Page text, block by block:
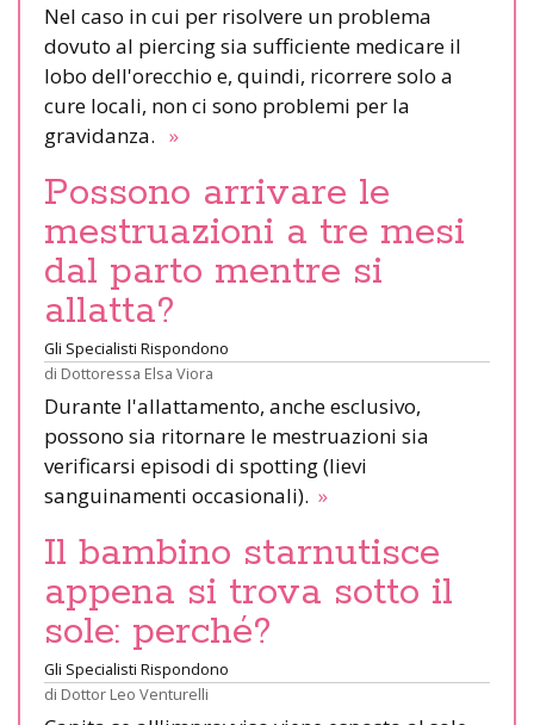
Nel caso in cui per risolvere un problema
dovuto al piercing sia sufficiente medicare il
lobo dell'orecchio e, quindi, ricorrere solo a
cure locali, non ci sono problemi per la
gravidanza. »
Possono arrivare le
mestruazioni a tre mesi
dal parto mentre si
allatta?
Gli Specialisti Rispondono
di Dottoressa Elsa Viora
Durante l'allattamento, anche esclusivo,
possono sia ritornare le mestruazioni sia
verificarsi episodi di spotting (lievi
sanguinamenti occasionali). »
Il bambino starnutisce
appena si trova sotto il
sole: perché?
Gli Specialisti Rispondono
di Dottor Leo Venturelli